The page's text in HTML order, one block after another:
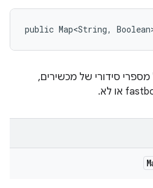
public Map<String,
סידורי של מכשירים,